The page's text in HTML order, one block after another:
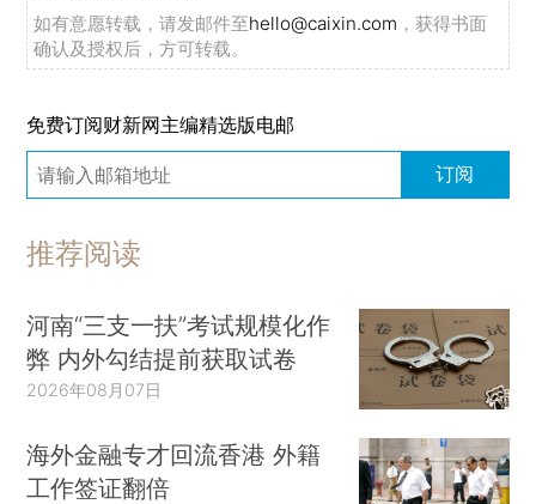
如有意愿转载，请发邮件至hello@caixin.com ，获得书面
确认及授权后，方可转载。
免费订阅财新网主编精选版电邮
订阅
推荐阅读
河南“三支一扶”考试规模化作
弊 内外勾结提前获取试卷
2026年08月07日
海外金融专才回流香港 外籍
工作签证翻倍